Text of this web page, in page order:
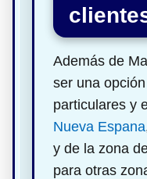
Además de
ser una
particulares y
Nueva Espana
y de la zona
para otras